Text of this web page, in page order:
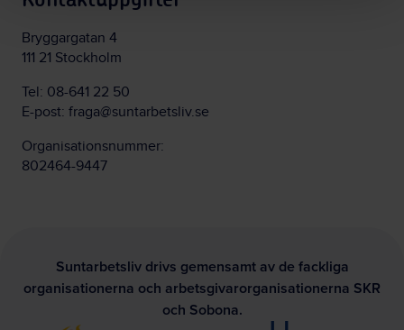
Bryggargatan 4
111 21 Stockholm
Tel: 08-641 22 50
E-post: fraga@suntarbetsliv.se
Organisationsnummer:
802464-9447
Suntarbetsliv drivs gemensamt av de fackliga
organisationerna och arbetsgivarorganisationerna SKR
och Sobona.